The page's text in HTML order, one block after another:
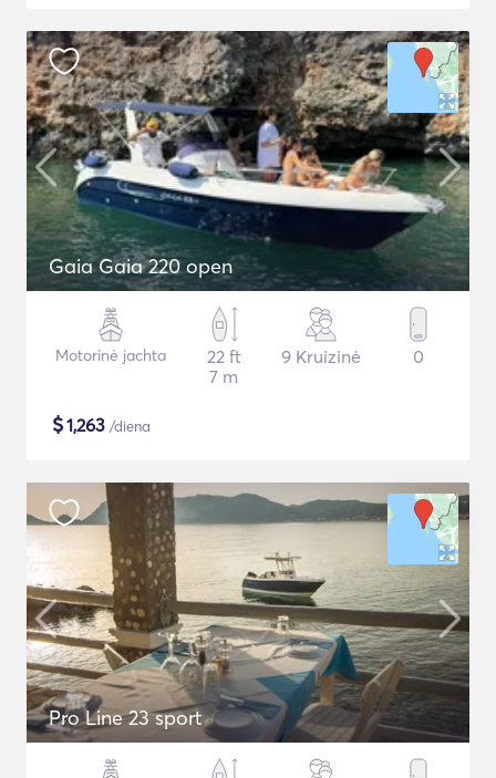
Gaia Gaia 220 open
Motorinė jachta
22 ft
7 m
9 Kruizinė 0
$1,263 /diena
Pro Line 23 sport